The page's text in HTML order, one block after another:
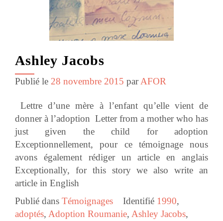
Ashley Jacobs
Publié le 28 novembre 2015 parAFOR
Lettre d’une mère à l’enfant qu’elle vient de
donner à l’adoption Letter from a mother who has
just given the child for adoption
Exceptionnellement, pour ce témoignage nous
avons également rédiger un article en anglais
Exceptionally, for this story we also write an
article in English
Publié dans Témoignages Identifié 1990,
adoptés, Adoption Roumanie, Ashley Jacobs,